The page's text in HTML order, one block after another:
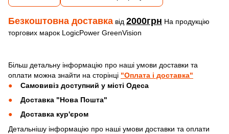
Безкоштовна доставка від 2000грн На продукцію
торгових марок LogicPower GreenVision
Більш детальну інформацію про наші умови доставки та
оплати можна знайти на сторінці "Оплата і доставка"
Самовивіз доступний у місті Одеса
Доставка "Нова Пошта"
Доставка кур'єром
Детальнішу інформацію про наші умови доставки та оплати